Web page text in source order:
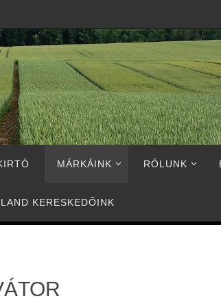
MÁRKÁINK RÓLUNK
KERESKEDŐINK